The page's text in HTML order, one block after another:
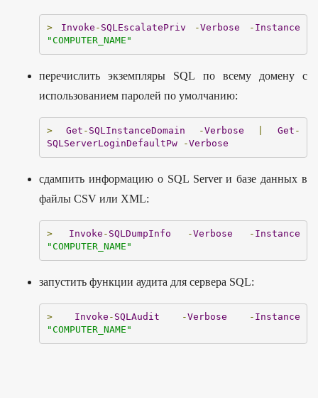
> Invoke - SQLEscalatePriv -Verbose - Instance
"COMPUTER_NAME"
перечислить экземпляры SQL по всему домену с
использованием паролей по умолчанию:
> Get - SQLInstanceDomain -Verbose Get -
SQLServerLoginDefaultPw
-Verbose
сдампить информацию о SQL Server и базе данных в
файлы CSV или XML:
> Invoke - SQLDumpInfo -Verbose - Instance
"COMPUTER_NAME"
запустить функции аудита для сервера SQL:
> Invoke - SQLAudit -Verbose - Instance
"COMPUTER_NAME"